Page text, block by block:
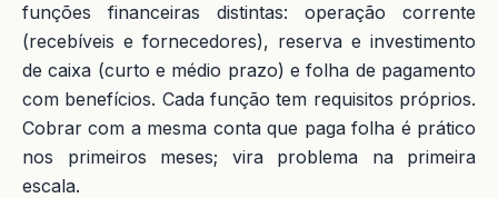
funções financeiras distintas: operação corrente
(recebíveis e fornecedores), reserva e investimento
de caixa (curto e médio prazo) e folha de pagamento
com benefícios. Cada função tem requisitos próprios.
Cobrar com a mesma conta que paga folha é prático
nos primeiros meses; vira problema na primeira
escala.